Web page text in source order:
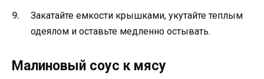
Закатайте емкости крышками, укутайте теплым
одеялом и оставьте медленно остывать.
Малиновый соус к мясу